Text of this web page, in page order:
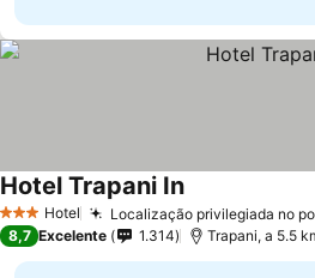
3 EstrelasHotel Localização privilegiada no
Hotel Trapani In
8,7 Excelente 1.314 Trapani, a 5.5